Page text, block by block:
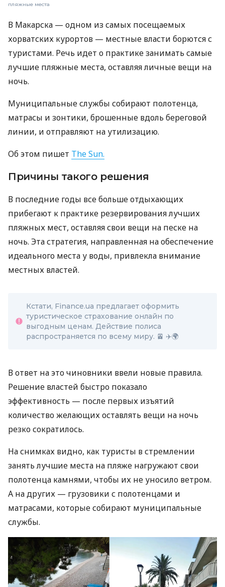
пляжные места
В Макарска — одном из самых посещаемых
хорватских курортов — местные власти борются с
туристами. Речь идет о практике занимать самые
лучшие пляжные места, оставляя личные вещи на
ночь.
Муниципальные службы собирают полотенца,
матрасы и зонтики, брошенные вдоль береговой
линии, и отправляют на утилизацию.
Об этом пишет The Sun.
Причины такого решения
В последние годы все больше отдыхающих
прибегают к практике резервирования лучших
пляжных мест, оставляя свои вещи на песке на
ночь. Эта стратегия, направленная на обеспечение
идеального места у воды, привлекла внимание
местных властей.
Кстати, Finance.ua предлагает оформить
туристическое страхование онлайн по
выгодным ценам. Действие полиса
распространяется по всему миру. 🚈 ✈️🌍
В ответ на это чиновники ввели новые правила.
Решение властей быстро показало
эффективность — после первых изъятий
количество желающих оставлять вещи на ночь
резко сократилось.
На снимках видно, как туристы в стремлении
занять лучшие места на пляже нагружают свои
полотенца камнями, чтобы их не уносило ветром.
А на других — грузовики с полотенцами и
матрасами, которые собирают муниципальные
службы.